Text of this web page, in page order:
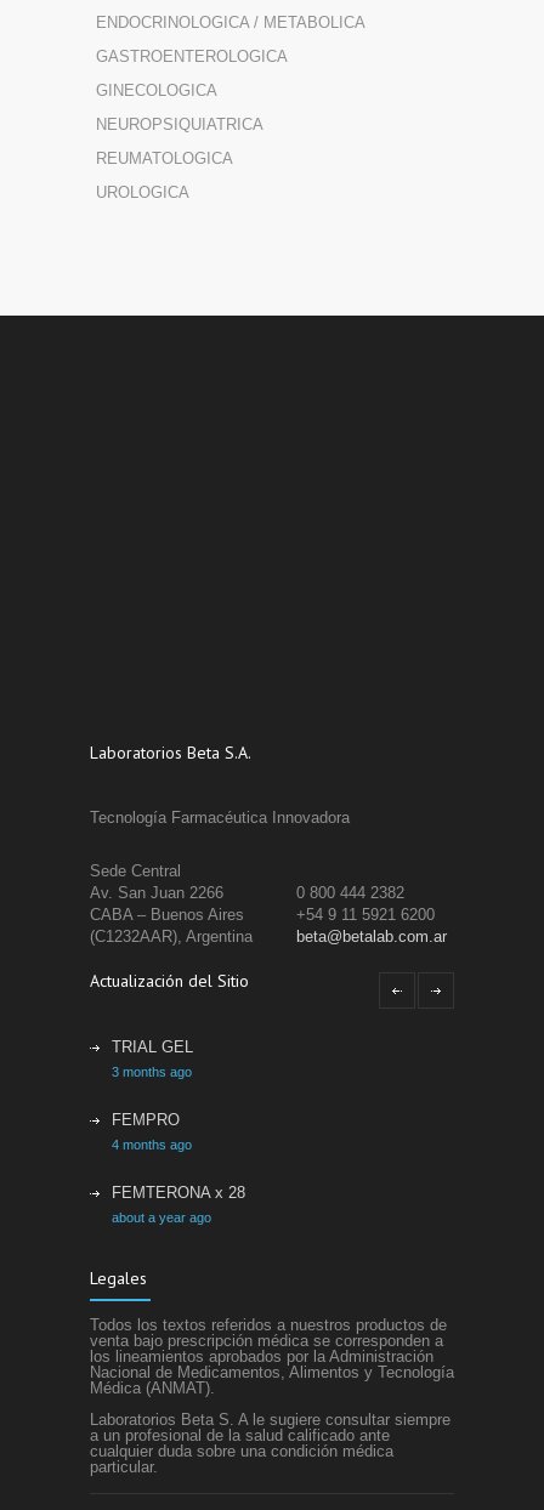
ENDOCRINOLOGICA / METABOLICA
GASTROENTEROLOGICA
GINECOLOGICA
NEUROPSIQUIATRICA
REUMATOLOGICA
UROLOGICA
Laboratorios Beta S.A.
Tecnología Farmacéutica Innovadora
Sede Central
Av. San Juan 2266
0 800 444 2382
CABA – Buenos Aires
+54 9 11 5921 6200
(C1232AAR), Argentina
beta@betalab.com.ar
Actualización del Sitio
TRIAL GEL
3 months ago
FEMPRO
4 months ago
FEMTERONA x 28
about a year ago
about a year ago
SIFEL
about a year ago
Legales
Todos los textos referidos a nuestros productos de
venta bajo prescripción médica se corresponden a
los lineamientos aprobados por la Administración
Nacional de Medicamentos, Alimentos y Tecnología
Médica (ANMAT).
Laboratorios Beta S. A le sugiere consultar siempre
a un profesional de la salud calificado ante
cualquier duda sobre una condición médica
particular.